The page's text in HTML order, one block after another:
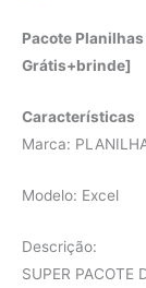
Pacote
Grátis+brinde]
Características
Marca:
Modelo: Excel
Descrição:
SUPER PACOTE